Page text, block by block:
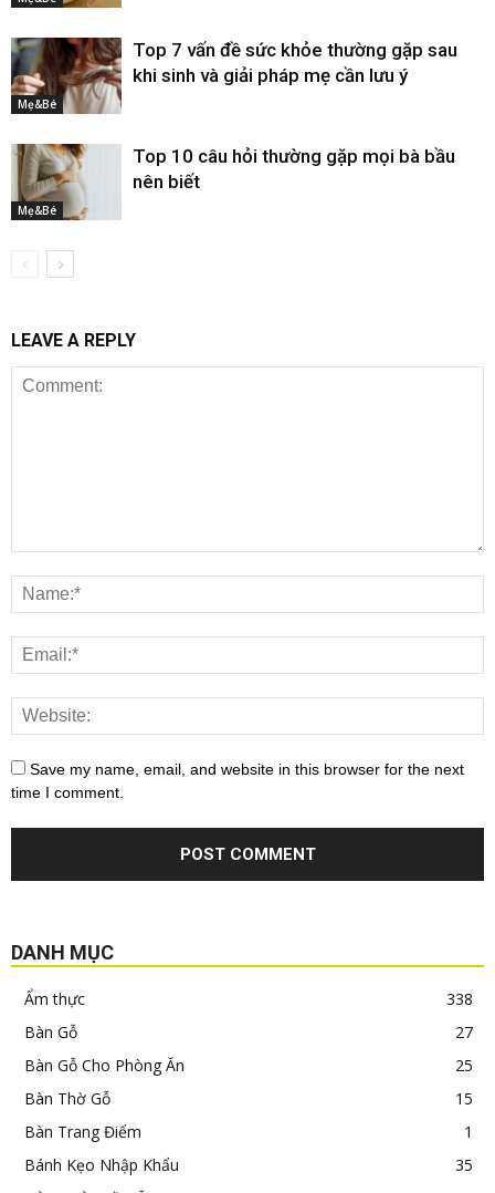
Mẹ&Bé
Top 7 vấn đề sức khỏe thường gặp sau
khi sinh và giải pháp mẹ cần lưu ý
Mẹ&Bé
Top 10 câu hỏi thường gặp mọi bà bầu
nên biết
LEAVE A REPLY
Save my name, email, and website in this browser for the next
time I comment.
DANH MỤC
Ẩm thực
338
Bàn Gỗ
27
Bàn Gỗ Cho Phòng Ăn
25
Bàn Thờ Gỗ
15
Bàn Trang Điểm
1
Bánh Kẹo Nhập Khẩu
35